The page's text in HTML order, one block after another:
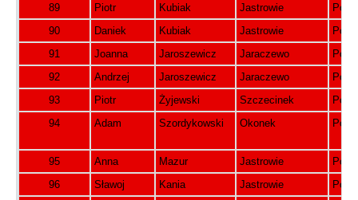
89
Piotr Kubiak Jastrowie
90
Daniek Kubiak Jastrowie
91
Joanna Jaroszewicz Jaraczewo
92
Andrzej Jaroszewicz Jaraczewo
93
Piotr Żyjewski Szczecinek
94
Adam Szordykowski Okonek
95 Anna Mazur Jastrowie
96
Sławoj Kania Jastrowie